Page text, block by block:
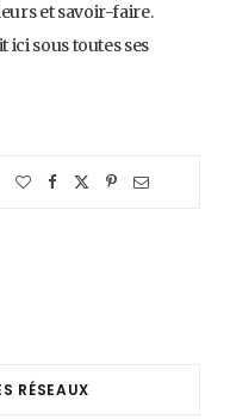
et savoir-faire.
ici sous toutes ses
RÉSEAUX